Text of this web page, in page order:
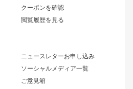
クーポンを確認
閲覧履歴を見る
ニュースレターお申し込み
ソーシャルメディア一覧
ご意見箱
ワンビア
ローレル
セフィーロ
キャラバン